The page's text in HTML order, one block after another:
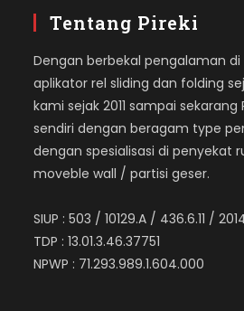
Tentang Pireki
Dengan berbekal pengalaman
aplikator rel sliding dan folding
kami sejak 2011 sampai sekarang
sendiri dengan beragam type
dengan spesialisasi di penyekat
moveble wall / partisi geser.
SIUP : 503 / 10129.A / 436.6.11 /
TDP : 13.01.3.46.37751
NPWP : 71.293.989.1.604.000